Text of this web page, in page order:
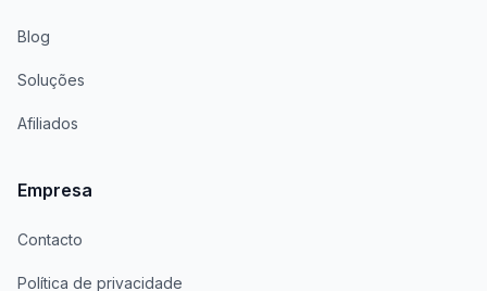
Blog
Soluções
Afiliados
Empresa
Contacto
Política de privacidade